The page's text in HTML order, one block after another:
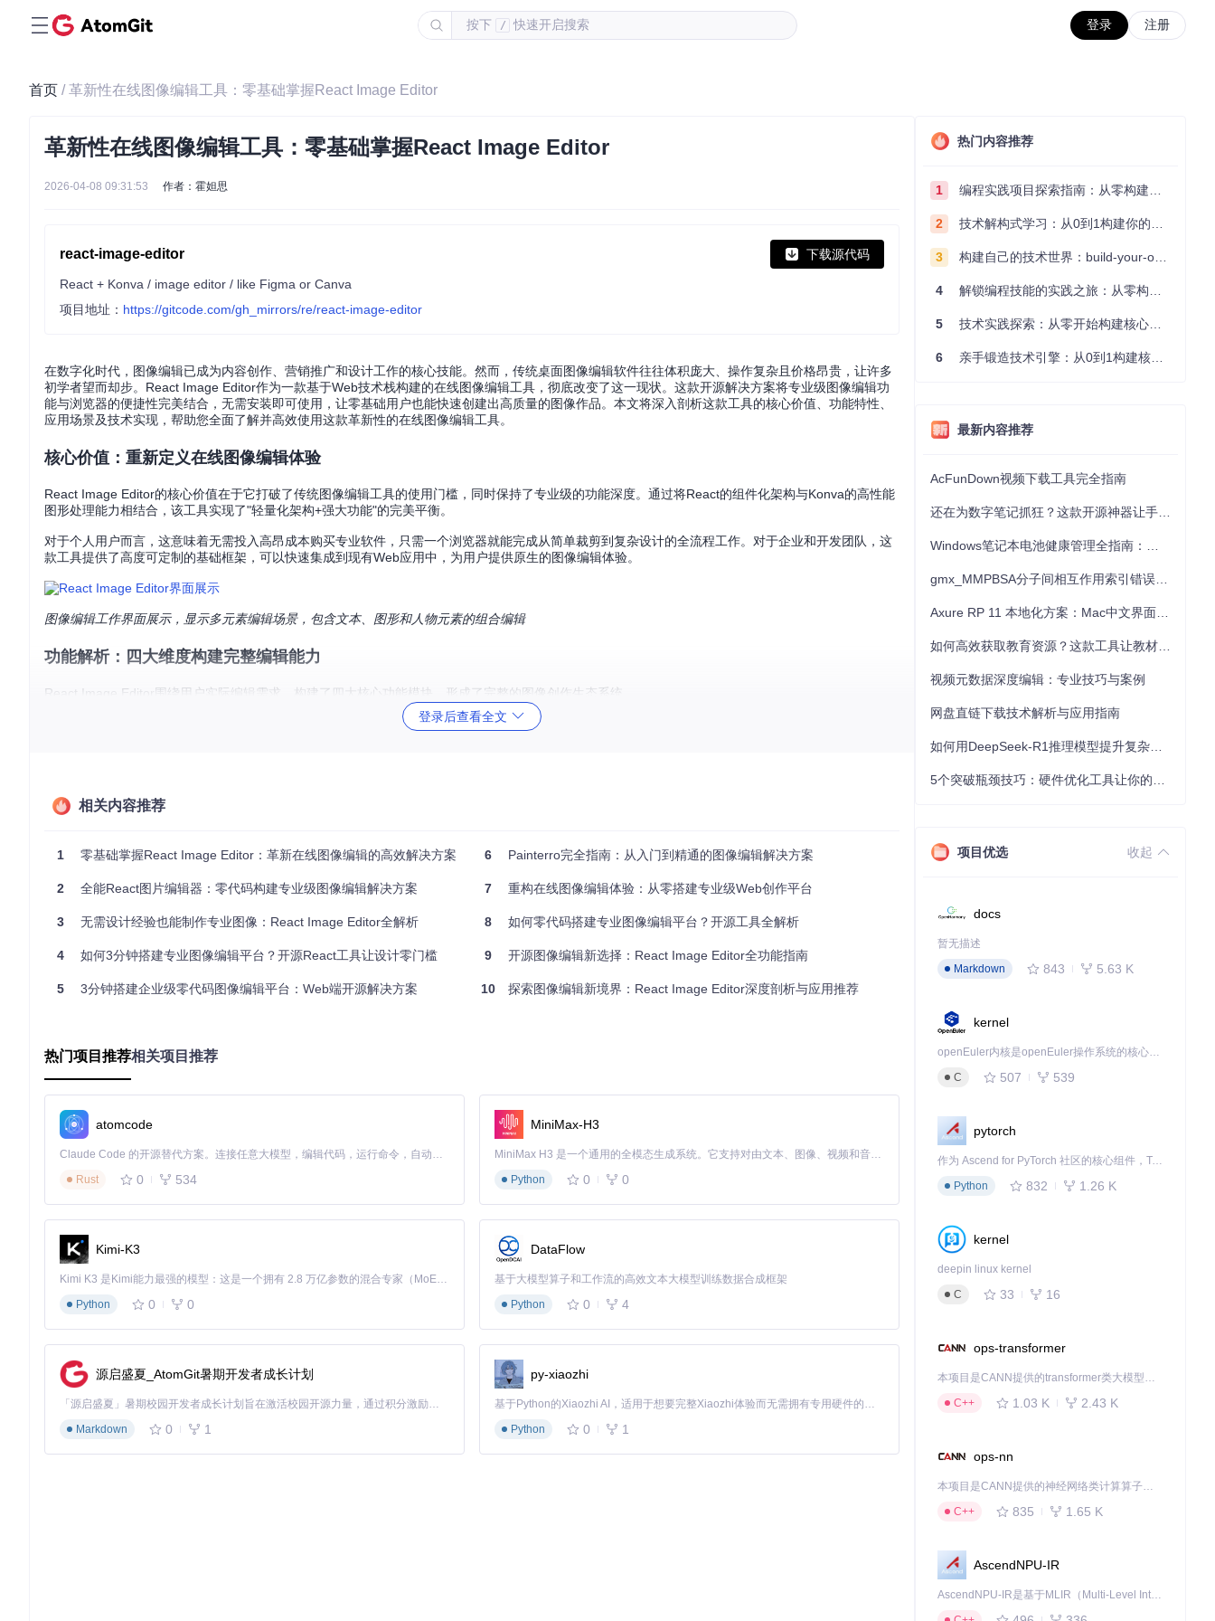
按下 / 快速开启搜索 登录 注册
首页 / 革新性在线图像编辑工具：零基础掌握React Image Editor
革新性在线图像编辑工具：零基础掌握React Image Editor
2026-04-08 09:31:53 作者：霍妲思
react-image-editor 下载源代码
React + Konva / image editor / like Figma or Canva
项目地址： https://gitcode.com/gh_mirrors/re/react-image-editor
在数字化时代，图像编辑已成为内容创作、营销推广和设计工作的核心技能。然而，传统桌面图像编辑软件往往体积庞大、操作复杂且价格昂贵，让许多
初学者望而却步。React Image Editor作为一款基于Web技术栈构建的在线图像编辑工具，彻底改变了这一现状。这款开源解决方案将专业级图像编辑功
能与浏览器的便捷性完美结合，无需安装即可使用，让零基础用户也能快速创建出高质量的图像作品。本文将深入剖析这款工具的核心价值、功能特性、
应用场景及技术实现，帮助您全面了解并高效使用这款革新性的在线图像编辑工具。
核心价值：重新定义在线图像编辑体验
React Image Editor的核心价值在于它打破了传统图像编辑工具的使用门槛，同时保持了专业级的功能深度。通过将React的组件化架构与Konva的高性能
图形处理能力相结合，该工具实现了"轻量化架构+强大功能"的完美平衡。
对于个人用户而言，这意味着无需投入高昂成本购买专业软件，只需一个浏览器就能完成从简单裁剪到复杂设计的全流程工作。对于企业和开发团队，这
款工具提供了高度可定制的基础框架，可以快速集成到现有Web应用中，为用户提供原生的图像编辑体验。
图像编辑工作界面展示，显示多元素编辑场景，包含文本、图形和人物元素的组合编辑
功能解析：四大维度构建完整编辑能力
React Image Editor围绕用户实际编辑需求，构建了四大核心功能模块，形成了完整的图像创作生态系统。
2. 高效编辑工作流
📋
复制粘贴：跨标签页的元素复制功能，提高复用效率
🎨
颜色管理：智能颜色选择器与色板记忆功能，确保色彩一致性
通过优化编辑流程，该工具将常见操作的步骤减少了40%，显著提升了创作效率。
3. 多标签页管理系统
📊独立状态：每个标签页拥有独立的历史记录和编辑环境
多标签页数据结构示意图，展示Canvas、Tab、Data和History的层级关系
4. 灵活导出选项
：支持PNG、JPEG等主流图像格式导出
📏 区域选择：可选择导出整个画布或特定框架区域
🚀快速导出：优化的导出算法，减少等待时间
应用场景：从个人创作到商业应用
电商商品图片处理
一家小型电商企业需要快速处理大量商品图片。通过React Image Editor的批量操作功能，他们可以统一调整图片尺寸、添加品牌水印、优化色彩平衡。
框架功能允许将产品图片放置在统一的模板中，确保整个网站的视觉一致性。导出功能可以根据不同平台需求，生成不同尺寸和格式的图片。
教育资源制作
登录后查看全文
相关内容推荐
1 零基础掌握React Image Editor：革新在线图像编辑的高效解决方案
2 全能React图片编辑器：零代码构建专业级图像编辑解决方案
3 无需设计经验也能制作专业图像：React Image Editor全解析
4 如何3分钟搭建专业图像编辑平台？开源React工具让设计零门槛
5 3分钟搭建企业级零代码图像编辑平台：Web端开源解决方案
6 Painterro完全指南：从入门到精通的图像编辑解决方案
7 重构在线图像编辑体验：从零搭建专业级Web创作平台
8 如何零代码搭建专业图像编辑平台？开源工具全解析
9 开源图像编辑新选择：React Image Editor全功能指南
10 探索图像编辑新境界：React Image Editor深度剖析与应用推荐
热门项目推荐相关项目推荐
atomcode
Claude Code 的开源替代方案。连接任意大模型，编辑代码，运行命令，自动验证 — 全自动执行。用 Rust 构建，极致性能。 ｜ An open-source alternative to Claude Code. Connect any LLM, edit code, run commands, and verify changes — autonomously. Built in Rust for speed. Get Started
Rust
0 534
MiniMax-H3
MiniMax H3 是一个通用的全模态生成系统。它支持对由文本、图像、视频和音频组成的多模态上下文进行统一理解，并能生成分辨率高达 2K、时长可达 15 秒的带原生立体声音频的视频。得益于面向任务泛化的系统设计，H3 在预训练阶段就已具备广泛的多模态上下文理解与生成能力，能够出色地执行复杂的多模态指令。
Python
0 0
Kimi-K3
Kimi K3 是Kimi能力最强的模型：这是一个拥有 2.8 万亿参数的混合专家（MoE）模型，具备原生视觉理解能力，并支持 100 万 token 的上下文窗口。
Python
0 0
DataFlow
基于大模型算子和工作流的高效文本大模型训练数据合成框架
Python
0 4
源启盛夏_AtomGit暑期开发者成长计划
「源启盛夏」暑期校园开发者成长计划旨在激活校园开源力量，通过积分激励、认证扶持、资源倾斜等形式，引导高校组织和开发者完成「入驻 — 建项目 — 做贡献 — 获认证 — 得资源」的完整闭环。无论你是想带领社团入驻平台的组织者，还是希望用代码贡献证明自己的开发者，都能在这里找到属于你的成长路径。
Markdown
0 1
py-xiaozhi
基于Python的Xiaozhi AI，适用于想要完整Xiaozhi体验而无需拥有专用硬件的用户。
Python
0 1
热门内容推荐
1 编程实践项目探索指南：从零构建技术能力体系
2 技术解构式学习：从0到1构建你的编程知识体系
3 构建自己的技术世界：build-your-own-x项目的实践探索指南
4 解锁编程技能的实践之旅：从零构建你的技术世界
5 技术实践探索：从零开始构建核心系统的实践指南
6 亲手锻造技术引擎：从0到1构建核心系统的实践指南
最新内容推荐
AcFunDown视频下载工具完全指南
视频元数据深度编辑：专业技巧与案例
网盘直链下载技术解析与应用指南
项目优选 收起
docs
暂无描述
Markdown
843 5.63 K
kernel
openEuler内核是openEuler操作系统的核心，既是系统性能与稳定性的基石，也是连接处理器、设备与服务的桥梁。
C
507 539
pytorch
作为 Ascend for PyTorch 社区的核心组件，TorchNPU 是昇腾专为 PyTorch 打造的深度学习适配插件，使 PyTorch 框架能够直接调用昇腾 NPU，为开发者提供昇腾 AI 处理器的超强算力。
Python
832 1.26 K
kernel
deepin linux kernel
C
33 16
ops-transformer
本项目是CANN提供的transformer类大模型算子库，实现网络在NPU上加速计算。
C++
1.03 K 2.43 K
ops-nn
本项目是CANN提供的神经网络类计算算子库，实现网络在NPU上加速计算。
C++
835 1.65 K
AscendNPU-IR
AscendNPU-IR是基于MLIR（Multi-Level Intermediate Representation）构建的，面向昇腾亲和算子编译时使用的中间表示，提供昇腾完备表达能力，通过编译优化提升昇腾AI处理器计算效率，支持通过生态框架使能昇腾AI处理器与深度调优